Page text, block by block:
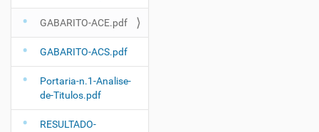
GABARITO-ACE.pdf
GABARITO-ACS.pdf
Portaria-n.1-Analise-
de-Titulos.pdf
RESULTADO-